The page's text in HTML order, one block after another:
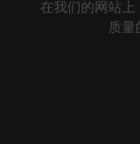
在我们的网站上
质量